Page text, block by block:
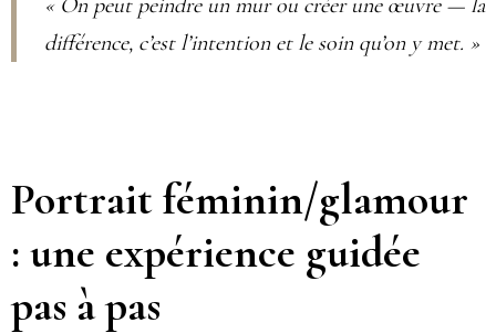
« On peut peindre un mur ou créer une œuvre — la
différence, c’est l’intention et le soin qu’on y met. »
Portrait féminin/glamour
: une expérience guidée
pas à pas